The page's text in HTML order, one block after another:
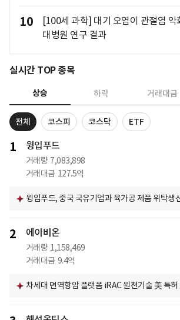
10
[100세 과학] 대기 오염이 관절염
대병원 연구 결과
실시간 TOP 종목
상승 하락 거래대금
전체 코스피 코스닥 ETF
1 윙입푸드
거래량 7,083,898
거래대금 127.5억
윙입푸드, 중국 국유기업과 육가공 제품 위탁생
2 에이비온
거래량 1,158,469
거래대금 9.4억
차세대 면역항암 플랫폼 iRAC 원천기술 美 특허